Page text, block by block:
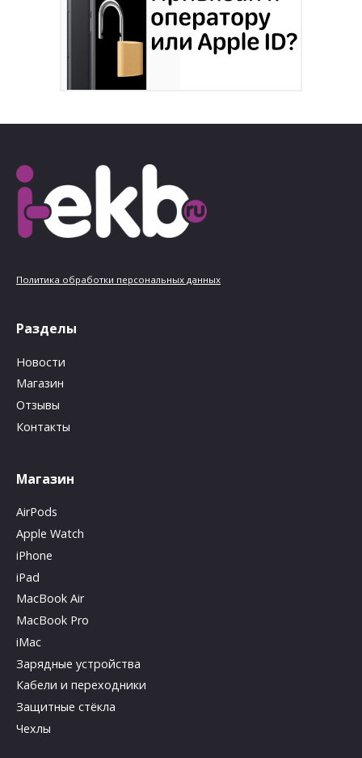
Политика обработки персональных данных
Разделы
Новости
Магазин
Отзывы
Контакты
Магазин
AirPods
Apple Watch
iPhone
iPad
MacBook Air
MacBook Pro
iMac
Зарядные устройства
Кабели и переходники
Защитные стёкла
Чехлы